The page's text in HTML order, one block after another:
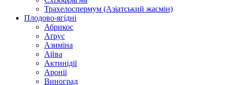
Трахелоспермум (Азіатський жасмін)
Плодово-ягідні
Абрикос
Аґрус
Азиміна
Айва
Актинідії
Аронії
Виноград